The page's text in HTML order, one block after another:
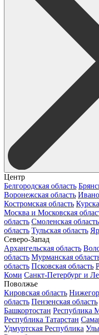
Центр
Белгородская область
Воронежская область
Костромская область
Москва и Московская
область Смоленская область
область Тульская область
Северо-Запад
Архангельская область
область Мурманская
область Псковская область
Коми Санкт-Петербург и
Поволжье
Кировская область
область Пензенская область
Башкортостан Республика
Республика Татарстан
Удмуртская Республика